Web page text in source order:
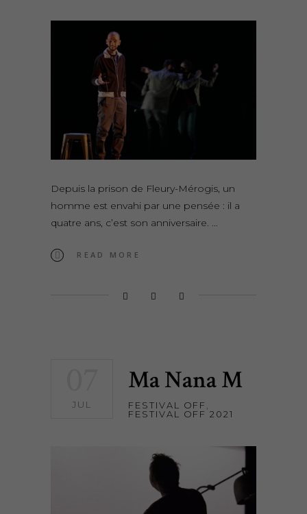
Depuis la prison de Fleury-Mérogis, un
homme est envahi par une pensée : il a
quatre ans, c’est son anniversaire.
READ MORE
JUL
Ma Nana M
FESTIVAL OFF
FESTIVAL OFF 2021